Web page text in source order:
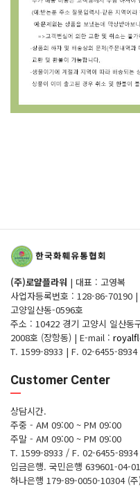
(주)로얄플라워 | 대표 : 고영복
사업자등록번호 : 128-86-70190 |
고양일산동-0596호
주소 : 10422 경기 고양시 일산동
2008호 (장항동) | E-mail :
T. 1599-8933 | F. 02-6455-8934
Customer Center
상담시간.
주중 - AM 09:00 ~ PM 09:00
주말 - AM 09:00 ~ PM 09:00
T. 1599-8933 / F. 02-6455-8934
입금은행. 국민은행 639601-04-
하나은행 179-89-0050-10304 (주